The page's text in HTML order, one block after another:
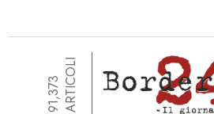
91,373ARTICOLI